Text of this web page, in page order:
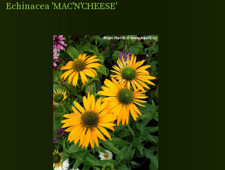
Echinacea 'MAC'N'CHEESE'